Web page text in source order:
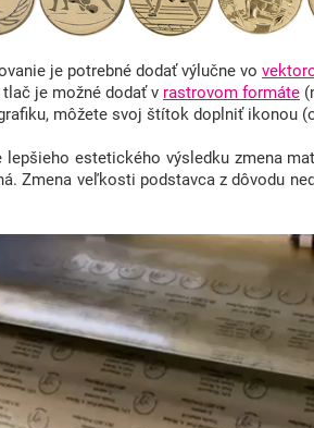
je potrebné dodať výlučne vo
tlač je možné dodať v rastrovom formáte
môžete svoj štítok doplniť ikonou
lepšieho estetického výsledku zmena
Zmena veľkosti podstavca z dôvodu